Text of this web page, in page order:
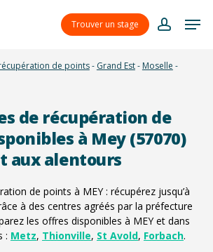
Trouver un stage
account
de points- Grand Est- Moselle -
de récupération de
à Mey (57070)
aux alentours
de points à MEY : récupérez jusqu’à
à des centres agréés par la préfecture
les offres disponibles à MEY et dans
: Metz, Thionville, St Avold, Forbach.